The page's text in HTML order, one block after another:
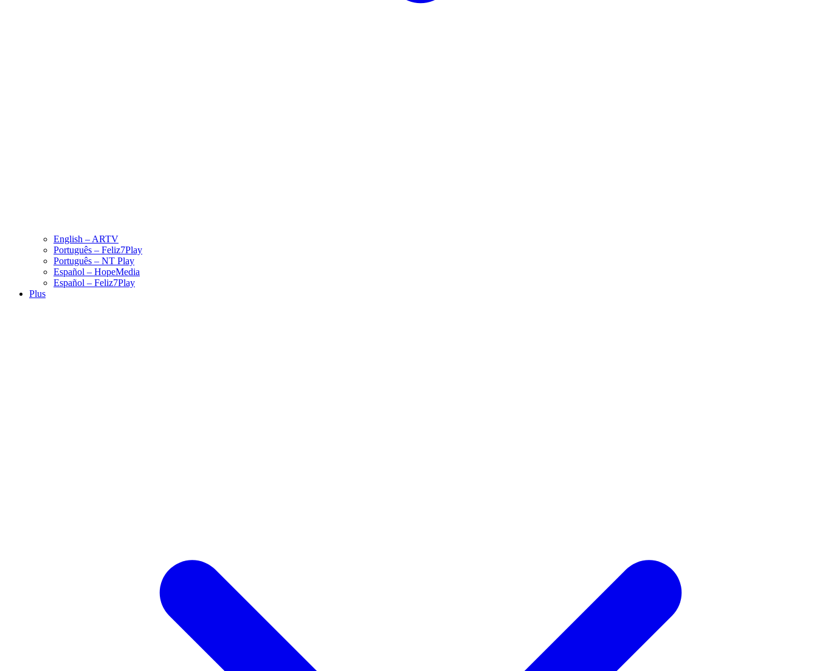
English – ARTV
Português – Feliz7Play
Português – NT Play
Español – HopeMedia
Español – Feliz7Play
Plus